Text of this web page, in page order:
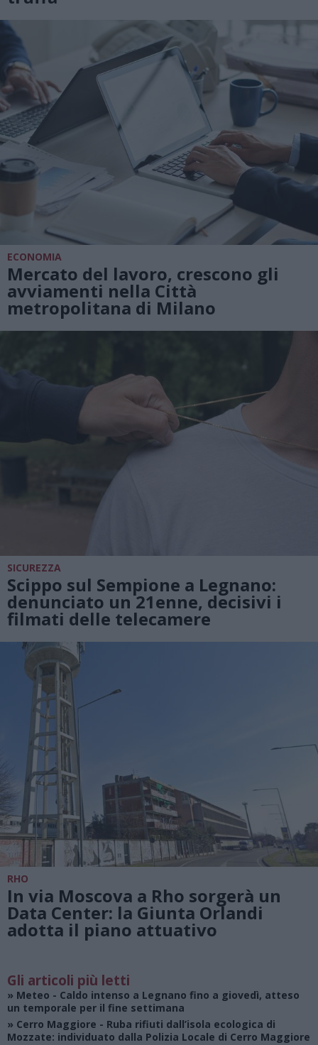
ECONOMIA
Mercato del lavoro, crescono gli
avviamenti nella Città
metropolitana di Milano
SICUREZZA
Scippo sul Sempione a Legnano:
denunciato un 21enne, decisivi i
filmati delle telecamere
RHO
In via Moscova a Rho sorgerà un
Data Center: la Giunta Orlandi
adotta il piano attuativo
Gli articoli più letti
» Meteo - Caldo intenso a Legnano fino a giovedì, atteso
un temporale per il fine settimana
» Cerro Maggiore - Ruba rifiuti dall’isola ecologica di
Mozzate: individuato dalla Polizia Locale di Cerro Maggiore